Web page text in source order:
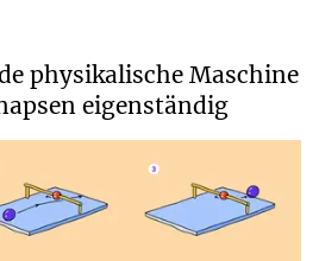
physikalische Maschine
eigenständig